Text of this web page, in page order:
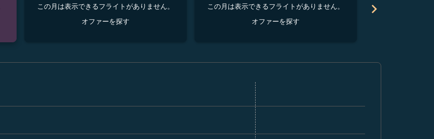
この月は表示できるフライトがありません。
オファーを探す
この月は表示できるフライトがありません。
オファーを探す
chevron_right
FUK–CEB: cmp-view-offers-disclaimer. オファーを探す
FUK–CEB: cmp-view-offers-disclaimer. オファーを探す
FUK–CEB: cmp-view-offers-disclaimer. オファーを探す
FUK–CEB: cmp-view-offers-disclaimer. オファーを探す
FUK–CEB: cmp-view-offers-disclaimer. オファーを探す
FUK–CEB: cmp-view-offers-disclaimer. オファーを探す
FUK–CEB: cmp-view-offers-disclaimer. オファーを探す
FUK–CEB: cmp-view-offers-disclaimer. オファーを探す
FUK–CEB: cmp-view-offers-disclaimer. オファーを探す
FUK–CEB: cmp-view-offers-disclaimer. オファーを探す
FUK–CEB: cmp-view-offers-disclaimer. オファーを探す
FUK–CEB: cmp-view-offers-disclaimer. オファーを探